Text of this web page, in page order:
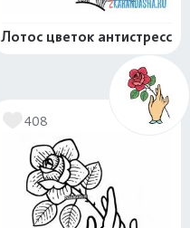
Лотос цветок антистресс
408